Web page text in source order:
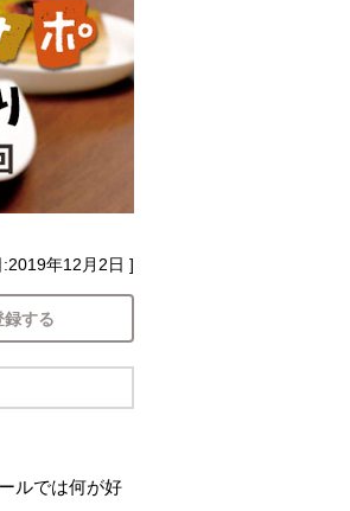
2019年12月2日 ]
録する
ルでは何が好